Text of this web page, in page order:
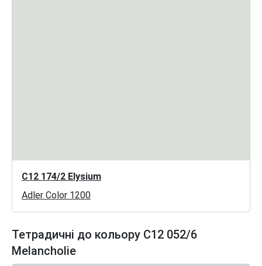
C12 174/2 Elysium
Adler Color 1200
Тетрадичні до кольору C12 052/6
Melancholie